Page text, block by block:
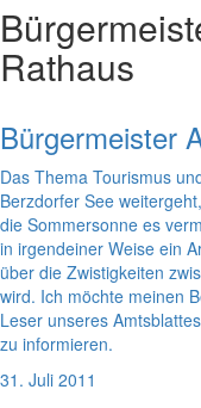
Rathaus
Bürgermeister
Das Thema Tourismus
Berzdorfer See
die Sommersonne es
in irgendeiner Weise ein
über die Zwistigkeiten
wird. Ich möchte meinen
Leser unseres
zu informieren.
31. Juli 2011